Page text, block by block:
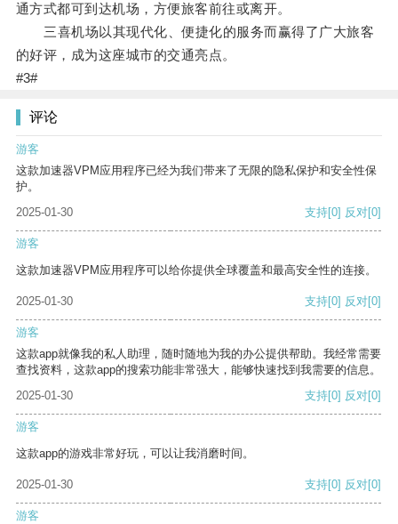
通方式都可到达机场，方便旅客前往或离开。
三喜机场以其现代化、便捷化的服务而赢得了广大旅客
的好评，成为这座城市的交通亮点。
#3#
评论
游客
这款加速器VPM应用程序已经为我们带来了无限的隐私保护和安全性保
护。
2025-01-30
支持[0] 反对[0]
游客
这款加速器VPM应用程序可以给你提供全球覆盖和最高安全性的连接。
2025-01-30 支持[0] 反对[0]
游客
这款app就像我的私人助理，随时随地为我的办公提供帮助。我经常需要
查找资料，这款app的搜索功能非常强大，能够快速找到我需要的信息。
2025-01-30
支持[0] 反对[0]
游客
这款app的游戏非常好玩，可以让我消磨时间。
2025-01-30 支持[0] 反对[0]
游客